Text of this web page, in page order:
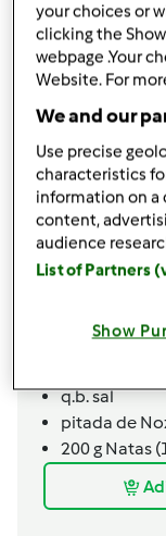
50gazeite
200gcebola
2dentes de
300g
400g
1pitada de
1pitada de
300gqueijo
200gbatata
pão ralado
Molho
gfarinha
q.b.sal
pitada de
200g Natas
your choices or
clicking the
webpage .Your
Website. For
We and our
Use precise
characteristics
information on a
content,
audience
List of Partners
Show